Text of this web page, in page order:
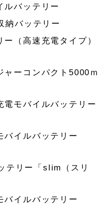
ルバッテリー
納バッテリー
（高速充電タイプ）
ャーコンパクト5000ｍ
電モバイルバッテリー
バイルバッテリー
テリー「slim（スリ
バイルバッテリー